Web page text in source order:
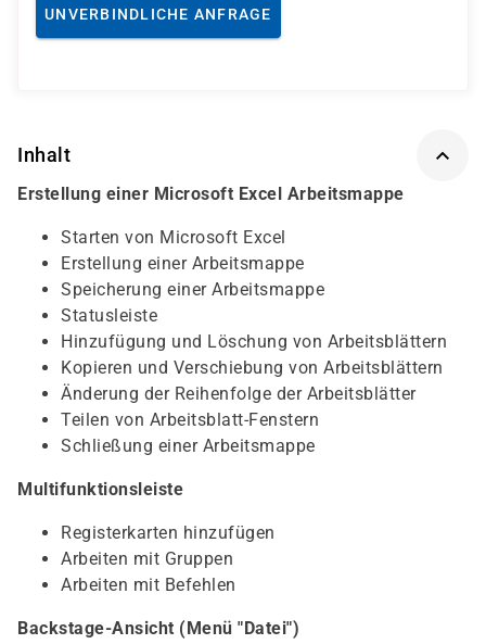
UNVERBINDLICHE ANFRAGE
Inhalt
Erstellung einer Microsoft Excel Arbeitsmappe
Starten von Microsoft Excel
Erstellung einer Arbeitsmappe
Speicherung einer Arbeitsmappe
Statusleiste
Hinzufügung und Löschung von Arbeitsblättern
Kopieren und Verschiebung von Arbeitsblättern
Änderung der Reihenfolge der Arbeitsblätter
Teilen von Arbeitsblatt-Fenstern
Schließung einer Arbeitsmappe
Multifunktionsleiste
Registerkarten hinzufügen
Arbeiten mit Gruppen
Arbeiten mit Befehlen
Backstage-Ansicht (Menü "Datei")